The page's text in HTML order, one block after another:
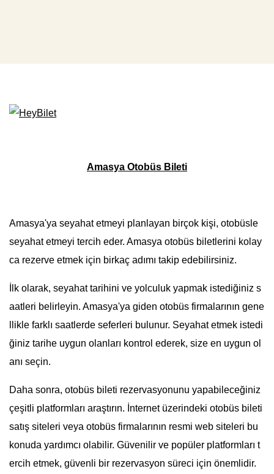
Amasya Otobüs Bileti
Amasya'ya seyahat etmeyi planlayan birçok kişi, otobüsle
seyahat etmeyi tercih eder. Amasya otobüs biletlerini kolay
ca rezerve etmek için birkaç adımı takip edebilirsiniz.
İlk olarak, seyahat tarihini ve yolculuk yapmak istediğiniz s
aatleri belirleyin. Amasya'ya giden otobüs firmalarının gene
llikle farklı saatlerde seferleri bulunur. Seyahat etmek istedi
ğiniz tarihe uygun olanları kontrol ederek, size en uygun ol
anı seçin.
Daha sonra, otobüs bileti rezervasyonunu yapabileceğiniz
çeşitli platformları araştırın. İnternet üzerindeki otobüs bileti
satış siteleri veya otobüs firmalarının resmi web siteleri bu
konuda yardımcı olabilir. Güvenilir ve popüler platformları t
ercih etmek, güvenli bir rezervasyon süreci için önemlidir.